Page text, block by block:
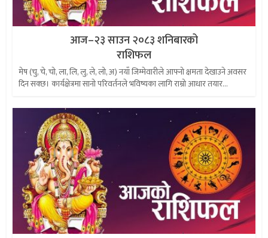
आज–२३ साउन २०८३ शनिबारको
राशिफल
मेष (चु, चे, चो, ला, लि, लु, ले, लो, अ) नयाँ जिम्मेवारीले आफ्नो क्षमता देखाउने अवसर
दिन सक्छ। कार्यक्षेत्रमा सानो परिवर्तनले भविष्यका लागि राम्रो आधार तयार...